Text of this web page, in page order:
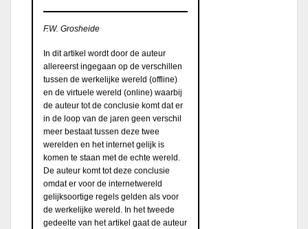
F.W. Grosheide
In dit artikel wordt door de auteur
allereerst ingegaan op de verschillen
tussen de werkelijke wereld (offline)
en de virtuele wereld (online) waarbij
de auteur tot de conclusie komt dat er
in de loop van de jaren geen verschil
meer bestaat tussen deze twee
werelden en het internet gelijk is
komen te staan met de echte wereld.
De auteur komt tot deze conclusie
omdat er voor de internetwereld
gelijksoortige regels gelden als voor
de werkelijke wereld. In het tweede
gedeelte van het artikel gaat de auteur